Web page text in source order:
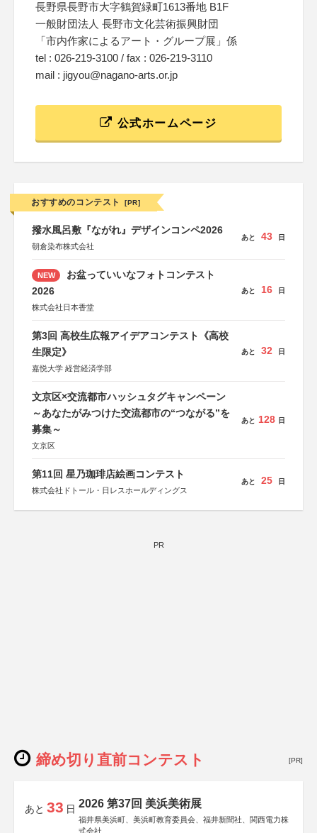
長野県長野市大字鶴賀緑町1613番地 B1F
一般財団法人 長野市文化芸術振興財団
「市内作家によるアート・グループ展」係
tel : 026-219-3100 / fax : 026-219-3110
mail : jigyou@nagano-arts.or.jp
公式ホームページ
おすすめのコンテスト [PR]
撥水風呂敷『ながれ』デザインコンペ2026
朝倉染布株式会社
あと 43 日
NEW
お盆っていいなフォトコンテスト
2026
株式会社日本香堂
あと 16 日
第3回 高校生広報アイデアコンテスト《高校
生限定》
嘉悦大学 経営経済学部
あと 32 日
文京区×交流都市ハッシュタグキャンペーン
～あなたがみつけた交流都市の“つながる”を
募集～
文京区
あと 128 日
第11回 星乃珈琲店絵画コンテスト
株式会社ドトール・日レスホールディングス
あと 25 日
PR
締め切り直前コンテスト [PR]
あと 33 日 2026 第37回 美浜美術展
福井県美浜町、美浜町教育委員会、福井新聞社、関西電力株
式会社